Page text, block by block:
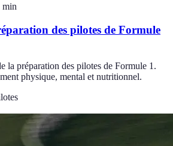
min
des pilotes de Formule
la préparation des pilotes de Formule 1.
physique, mental et nutritionnel.